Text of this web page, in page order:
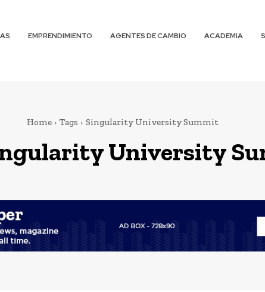
EMPRENDIMIENTO AGENTES DE CAMBIO ACADEMIA
Home Tags Singularity University Summit
University